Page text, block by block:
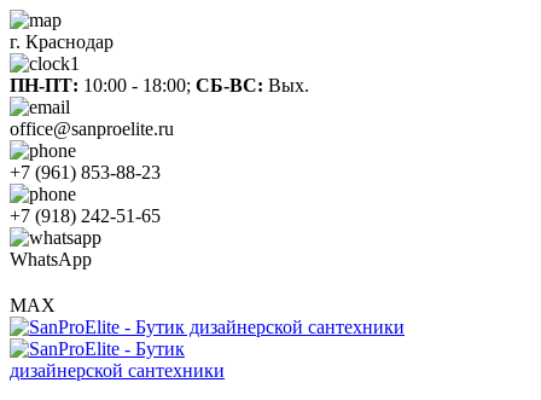
г. Краснодар
ПН-ПТ: 10:00 - 18:00; СБ-ВС: Вых.
office@sanproelite.ru
+7 (961) 853-88-23
+7 (918) 242-51-65
WhatsApp
MAX